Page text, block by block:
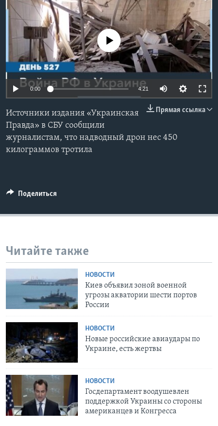
Learning English
СОЦИАЛЬНЫЕ СЕТИ
Языки
No media source currently available
0:00 4:21
Прямая ссылка
Источники издания «Украинская
Правда» в СБУ сообщили
журналистам, что надводный дрон нес 450
килограммов тротила
Поделиться
Читайте также
НОВОСТИ
Киев объявил зоной военной
угрозы акватории шести портов
России
НОВОСТИ
Новые российские авиаудары по
Украине, есть жертвы
НОВОСТИ
Госдепартамент воодушевлен
поддержкой Украины со стороны
американцев и Конгресса